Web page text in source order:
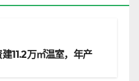
11.2万㎡温室，年产